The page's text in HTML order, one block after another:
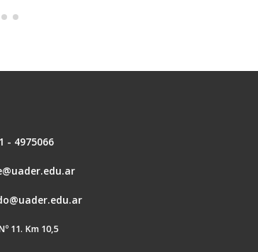
- 4975066
11. Km 10,5